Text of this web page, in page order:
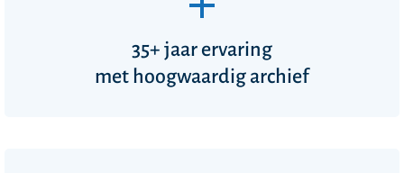
35+ jaar ervaring
met hoogwaardig archief